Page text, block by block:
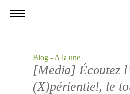
Blog - A la une
[Media] Écoutez
(X)périentiel, le